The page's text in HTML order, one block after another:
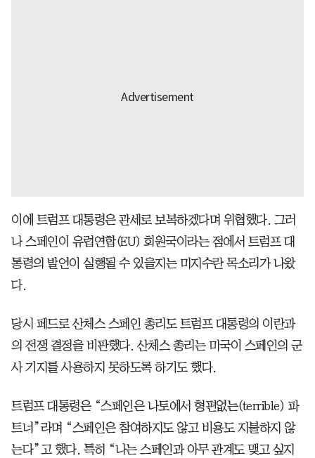
이에 트럼프 대통령은 관세로 보복하겠다며 위협했다. 그러
나 스페인이 유럽연합(EU) 회원국이라는 점에서 트럼프 대
통령의 발언이 실행될 수 있을지는 미지수란 목소리가 나왔
다.
당시 페드로 산체스 스페인 총리도 트럼프 대통령의 이란과
의 전쟁 결정을 비판했다. 산체스 총리는 미국이 스페인의 군
사 기지를 사용하지 못하도록 하기도 했다.
트럼프 대통령은 “스페인은 나토에서 형편없는(terrible) 파
트너”라며 “스페인은 참여하지도 않고 비용도 지불하지 않
는다”고 했다. 특히 “나는 스페인과 아무 관계도 맺고 싶지